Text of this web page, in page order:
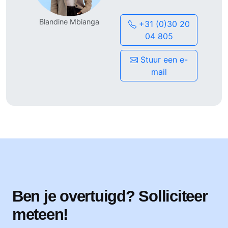
Mogelijkheden voor persoonlijke ontwikkeling
Uitzicht op een vast dienstverband
Pensioenregeling & reiskostenvergoeding
Blandine Mbianga
+31 (0)30 20
04 805
Stuur een e-
mail
Ben je overtuigd? Solliciteer
meteen!